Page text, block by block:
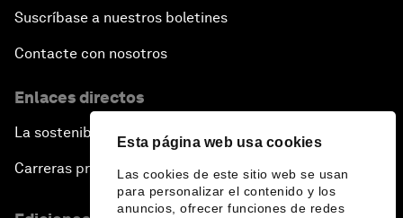
Esta página web usa cookies
Las cookies de este sitio web se usan
para personalizar el contenido y los
anuncios, ofrecer funciones de redes
Suscríbase a nuestros boletines
Contacte con nosotros
Enlaces directos
La sostenibilidad en el Foro
Carreras profesionales